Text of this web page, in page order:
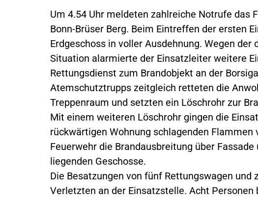
Um 4.54 Uhr meldeten zahlreiche Notrufe das
Bonn-Brüser Berg. Beim Eintreffen der ersten
Erdgeschoss in voller Ausdehnung. Wegen
Situation alarmierte der Einsatzleiter weitere
Rettungsdienst zum Brandobjekt an der
Atemschutztrupps zeitgleich retteten die
Treppenraum und setzten ein Löschrohr zur
Mit einem weiteren Löschrohr gingen die
rückwärtigen Wohnung schlagenden Flammen
Feuerwehr die Brandausbreitung über
liegenden Geschosse.
Die Besatzungen von fünf Rettungswagen und
Verletzten an der Einsatzstelle. Acht